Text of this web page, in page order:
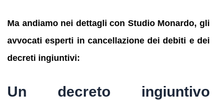
Ma andiamo nei dettagli con Studio Monardo, gli
avvocati esperti in cancellazione dei debiti e dei
decreti ingiuntivi:
Un decreto ingiuntivo